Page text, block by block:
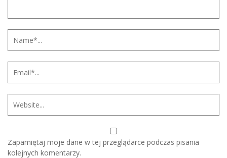
Zapamiętaj moje dane w tej przeglądarce podczas pisania
kolejnych komentarzy.